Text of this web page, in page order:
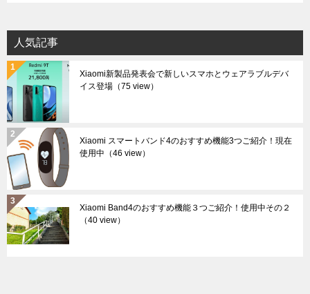
イ
ブ
人気記事
Xiaomi新製品発表会で新しいスマホとウェアラブルデバ
イス登場 （75 view）
Xiaomi スマートバンド4のおすすめ機能3つご紹介！現在
使用中 （46 view）
Xiaomi Band4のおすすめ機能３つご紹介！使用中その２
（40 view）